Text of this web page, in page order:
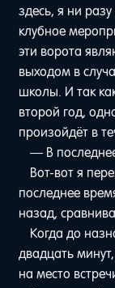
здесь, я ни
клубное
эти ворота
выходом в
школы. И так
второй год,
произойдёт в
— В
Вот-вот я
последнее
назад,
Когда до
двадцать
на место